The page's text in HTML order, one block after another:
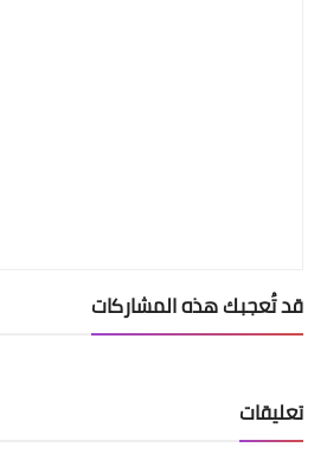
قد تُعجبك هذه المشاركات
تعليقات